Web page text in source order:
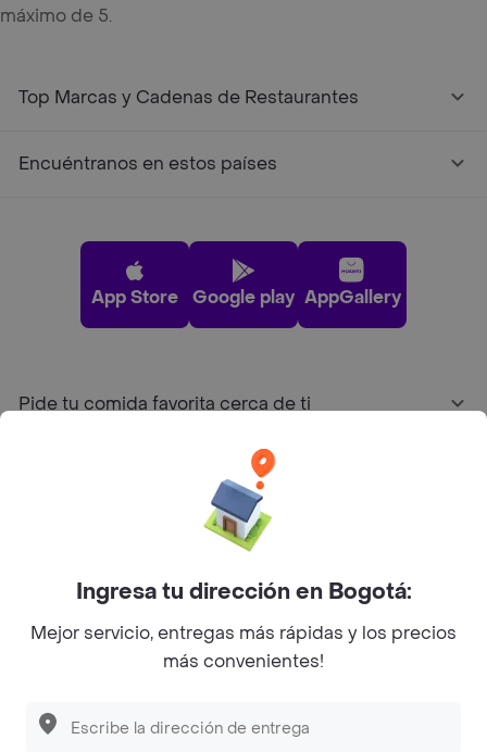
máximo de 5.
Top Marcas y Cadenas de Restaurantes
Encuéntranos en estos países
App Store Google play AppGallery
Pide tu comida favorita cerca de ti
Sobre Rappi
Facebook
Twitter
Instagram
© 2026Rappi Inc. All rights reserved.
Ingresa tu dirección en Bogotá:
Mejor servicio, entregas más rápidas y los precios
más convenientes!